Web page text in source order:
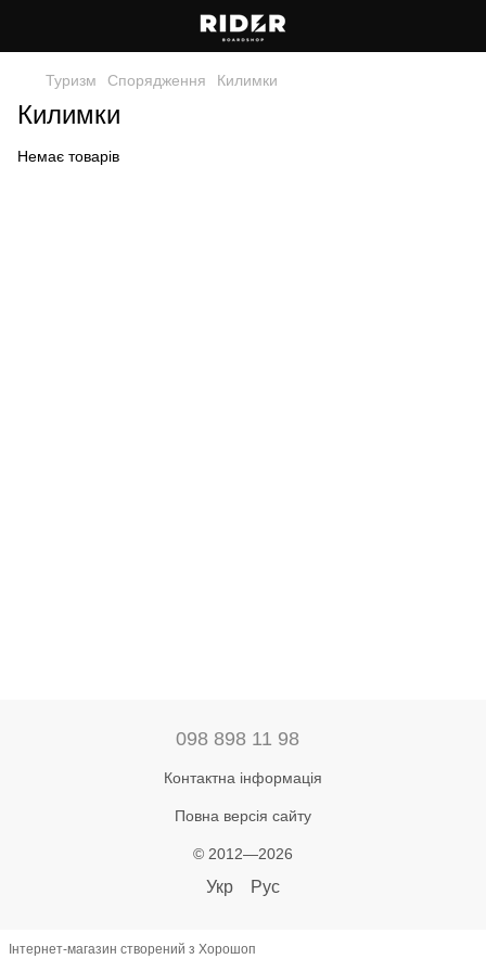
Туризм Спорядження Килимки
Килимки
Немає товарів
098 898 11 98
Контактна інформація
Повна версія сайту
© 2012—2026
Укр Рус
Інтернет-магазин створений з Хорошоп